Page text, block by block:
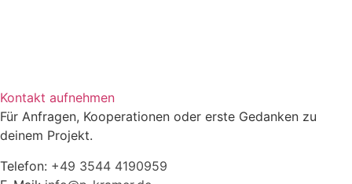
Kontakt aufnehmen
Für Anfragen, Kooperationen oder erste Gedanken zu
deinem Projekt.
Telefon: +49 3544 4190959‬